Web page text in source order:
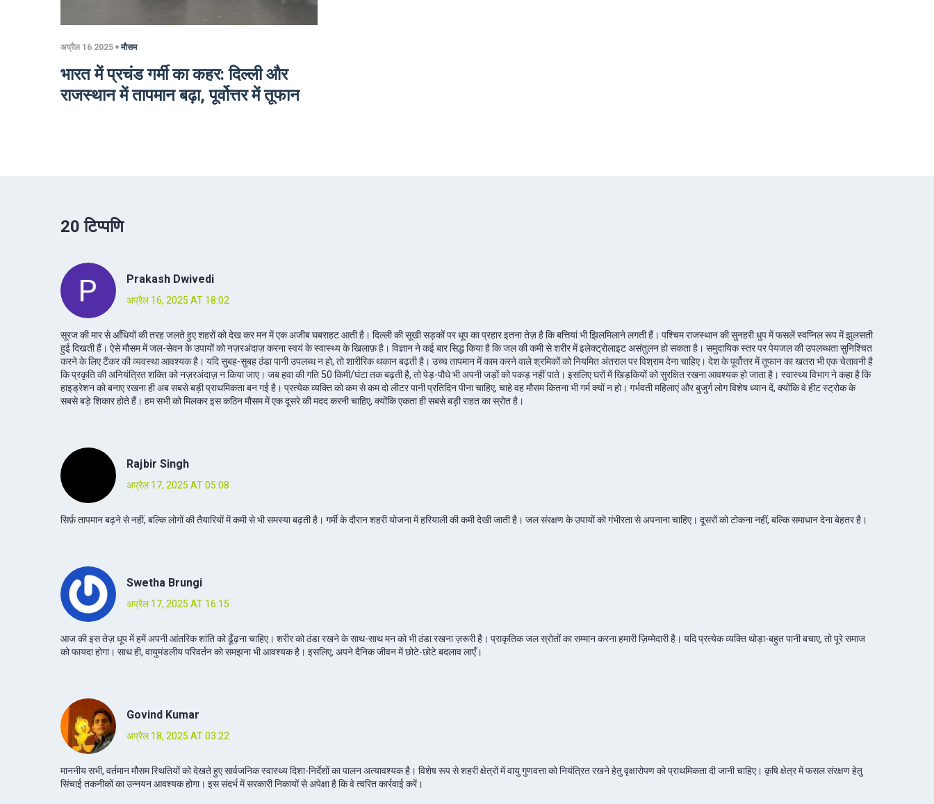
अप्रैल 16 2025 मौसम
भारत में प्रचंड गर्मी का कहर: दिल्ली और
राजस्थान में तापमान बढ़ा, पूर्वोत्तर में तूफान
20 टिप्पणि
Prakash Dwivedi
अप्रैल 16, 2025 AT 18:02
सूरज की मार से आँधियों की तरह जलते हुए शहरों को देख कर मन में एक अजीब घबराहट आती है। दिल्ली की सूखी सड़कों पर धूप का प्रहार इतना तेज़ है कि बत्तियां भी झिलमिलाने लगती हैं। पश्चिम राजस्थान की सुनहरी धुप में फसलें स्वप्निल रूप में झुलसती
हुई दिखती हैं। ऐसे मौसम में जल-सेवन के उपायों को नज़रअंदाज़ करना स्वयं के स्वास्थ्य के खिलाफ़ है। विज्ञान ने कई बार सिद्ध किया है कि जल की कमी से शरीर में इलेक्ट्रोलाइट असंतुलन हो सकता है। समुदायिक स्तर पर पेयजल की उपलब्धता सुनिश्चित
करने के लिए टैंकर की व्यवस्था आवश्यक है। यदि सुबह-सुबह ठंडा पानी उपलब्ध न हो, तो शारीरिक थकान बढ़ती है। उच्च तापमान में काम करने वाले श्रमिकों को नियमित अंतराल पर विश्राम देना चाहिए। देश के पूर्वोत्तर में तूफान का खतरा भी एक चेतावनी है
कि प्रकृति की अनियंत्रित शक्ति को नज़रअंदाज़ न किया जाए। जब हवा की गति 50 किमी/घंटा तक बढ़ती है, तो पेड़-पौधे भी अपनी जड़ों को पकड़ नहीं पाते। इसलिए घरों में खिड़कियों को सुरक्षित रखना आवश्यक हो जाता है। स्वास्थ्य विभाग ने कहा है कि
हाइड्रेशन को बनाए रखना ही अब सबसे बड़ी प्राथमिकता बन गई है। प्रत्येक व्यक्ति को कम से कम दो लीटर पानी प्रतिदिन पीना चाहिए, चाहे वह मौसम कितना भी गर्म क्यों न हो। गर्भवती महिलाएं और बुजुर्ग लोग विशेष ध्यान दें, क्योंकि वे हीट स्ट्रोक के
सबसे बड़े शिकार होते हैं। हम सभी को मिलकर इस कठिन मौसम में एक दूसरे की मदद करनी चाहिए, क्योंकि एकता ही सबसे बड़ी राहत का स्रोत है।
Rajbir Singh
अप्रैल 17, 2025 AT 05:08
सिर्फ़ तापमान बढ़ने से नहीं, बल्कि लोगों की तैयारियों में कमी से भी समस्या बढ़ती है। गर्मी के दौरान शहरी योजना में हरियाली की कमी देखी जाती है। जल संरक्षण के उपायों को गंभीरता से अपनाना चाहिए। दूसरों को टोकना नहीं, बल्कि समाधान देना बेहतर है।
Swetha Brungi
अप्रैल 17, 2025 AT 16:15
आज की इस तेज़ धूप में हमें अपनी आंतरिक शांति को ढूँढ़ना चाहिए। शरीर को ठंडा रखने के साथ-साथ मन को भी ठंडा रखना ज़रूरी है। प्राकृतिक जल स्रोतों का सम्मान करना हमारी ज़िम्मेदारी है। यदि प्रत्येक व्यक्ति थोड़ा-बहुत पानी बचाए, तो पूरे समाज
को फायदा होगा। साथ ही, वायुमंडलीय परिवर्तन को समझना भी आवश्यक है। इसलिए, अपने दैनिक जीवन में छोटे-छोटे बदलाव लाएँ।
Govind Kumar
अप्रैल 18, 2025 AT 03:22
माननीय सभी, वर्तमान मौसम स्थितियों को देखते हुए सार्वजनिक स्वास्थ्य दिशा-निर्देशों का पालन अत्यावश्यक है। विशेष रूप से शहरी क्षेत्रों में वायु गुणवत्ता को नियंत्रित रखने हेतु वृक्षारोपण को प्राथमिकता दी जानी चाहिए। कृषि क्षेत्र में फसल संरक्षण हेतु
सिंचाई तकनीकों का उन्नयन आवश्यक होगा। इस संदर्भ में सरकारी निकायों से अपेक्षा है कि वे त्वरित कार्रवाई करें।